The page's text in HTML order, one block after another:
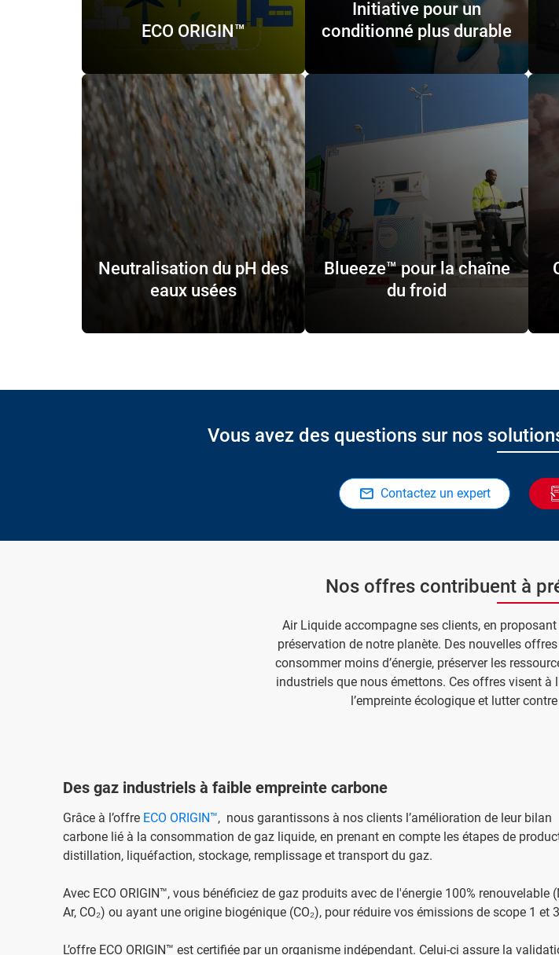
ECO ORIGIN™
Initiative pour un
conditionné plus durable
Neutralisation du pH des
eaux usées
Blueeze™ pour la chaîne
du froid
Vous avez des questions sur nos
Contactez un expert
Nos offres contribuent à
Air Liquide accompagne ses clients, en
préservation de notre planète. Des nouvelles
consommer moins d’énergie, préserver les
industriels que nous émettons. Ces offres visent à
l’empreinte écologique et lutter
Des gaz industriels à faible empreinte carbone
Grâce à l’offre ECO ORIGIN™, nous garantissons à nos clients l’amélioration de leur bilan
carbone lié à la consommation de gaz liquide, en prenant en compte les étapes de
distillation, liquéfaction, stockage, remplissage et transport du gaz.
Avec ECO ORIGIN™, vous bénéficiez de gaz produits avec de l'énergie 100% renouvelable
Ar, CO₂) ou ayant une origine biogénique (CO₂), pour réduire vos émissions de scope 1 et
L’offre ECO ORIGIN™ est certifiée par un organisme indépendant. Celui-ci assure la